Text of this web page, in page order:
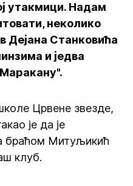
утакмици. Надам
неколико
Дејана Станковића
и једва
Црвене звезде,
је да је
браћом Митуљикић
клуб.